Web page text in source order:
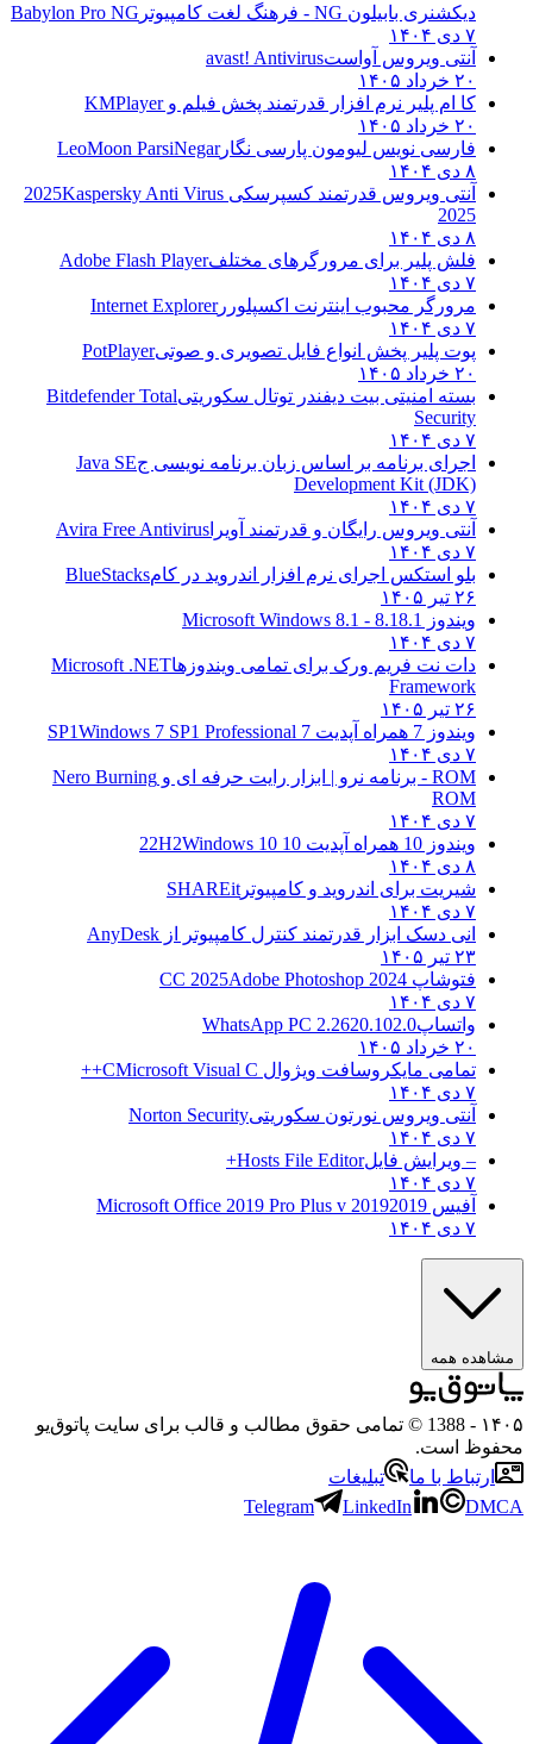
دیکشنری بابیلون NG - فرهنگ لغت کامپیوتر
Babylon Pro NG
۷ دی ۱۴۰۴
آنتی ویروس آواستavast! Antivirus
۲۰ خرداد ۱۴۰۵
کا ام پلیر نرم افزار قدرتمند پخش فیلم وKMPlayer
۲۰ خرداد ۱۴۰۵
فارسی نویس لیومون پارسی نگارLeoMoon ParsiNegar
۸ دی ۱۴۰۴
آنتی ویروس قدرتمند کسپرسکی 2025 Kaspersky Anti Virus
2025
۸ دی ۱۴۰۴
فلش پلیر برای مرورگرهای مختلفAdobe Flash Player
۷ دی ۱۴۰۴
مرورگر محبوب اینترنت اکسپلوررInternet Explorer
۷ دی ۱۴۰۴
پوت پلیر پخش انواع فایل تصویری و صوتیPotPlayer
۲۰ خرداد ۱۴۰۵
بسته امنیتی بیت دیفندر توتال سکوریتیBitdefender Total
Security
۷ دی ۱۴۰۴
اجرای برنامه بر اساس زبان برنامه نویسی جJava SE
Development Kit (JDK)
۷ دی ۱۴۰۴
آنتی ویروس رایگان و قدرتمند آویرا Avira Free Antivirus
۷ دی ۱۴۰۴
بلو استکس اجرای نرم افزار اندروید در کامBlueStacks
۲۶ تیر ۱۴۰۵
ویندوز 8.1
8.1 - Microsoft Windows 8.1
۷ دی ۱۴۰۴
دات نت فریم ورک برای تمامی ویندوزهاMicrosoft .NET
Framework
۲۶ تیر ۱۴۰۵
ویندوز 7 همراه آپدیت 7 SP1
Windows 7 SP1 Professional
۷ دی ۱۴۰۴
ROM - برنامه نرو | ابزار رایت حرفه ای و
Nero Burning
ROM
۷ دی ۱۴۰۴
ویندوز 10 همراه آپدیت 10 22H2
Windows 10
۸ دی ۱۴۰۴
شیریت برای اندروید و کامپیوتر SHAREit
۷ دی ۱۴۰۴
انی دسک ابزار قدرتمند کنترل کامپیوتر از AnyDesk
۲۳ تیر ۱۴۰۵
فتوشاپ CC 2025 Adobe Photoshop 2024
۷ دی ۱۴۰۴
واتساپWhatsApp PC 2.2620.102.0
۲۰ خرداد ۱۴۰۵
تمامی مایکروسافت ویژوال C Microsoft Visual C++
۷ دی ۱۴۰۴
آنتی ویروس نورتون سکوریتیNorton Security
۷ دی ۱۴۰۴
– ویرایش فایلHosts File Editor+
۷ دی ۱۴۰۴
آفیس 2019 2019 Microsoft Office 2019 Pro Plus v
۷ دی ۱۴۰۴
مشاهده همه
۱۴۰۵
- 1388 © تمامی حقوق مطالب و قالب برای سایت پاتوق‌یو
محفوظ است.
ارتباط با ما
تبلیغات
Telegram
LinkedIn DMCA